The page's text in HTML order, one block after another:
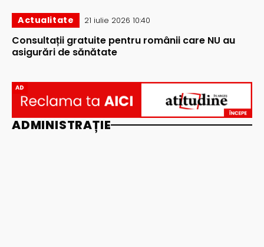
Actualitate 21 iulie 2026 10:40
Consultații gratuite pentru românii care NU au
asigurări de sănătate
AD
ADMINISTRAȚIE